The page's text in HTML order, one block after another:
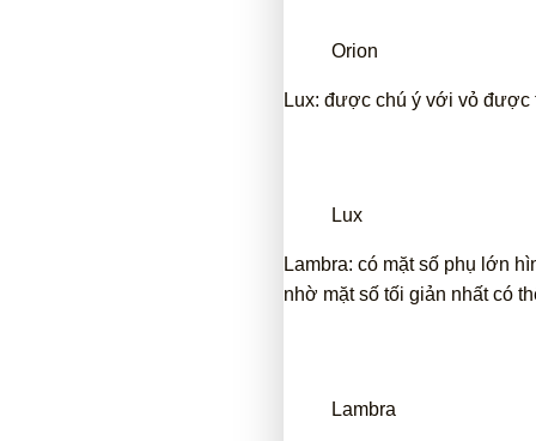
Orion
Lux: được chú ý với vỏ được
Lux
Lambra: có mặt số phụ lớn
nhờ mặt số tối giản nhất có
Lambra